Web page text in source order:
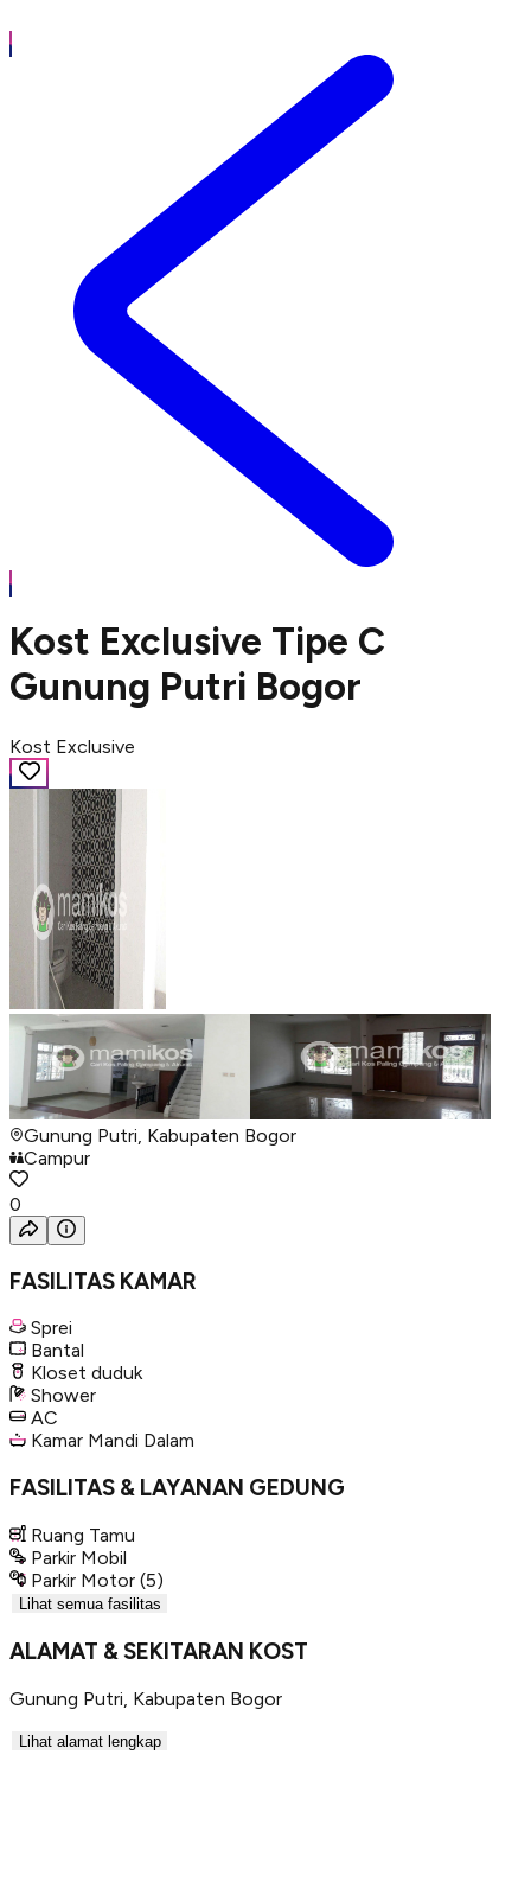
Kost Exclusive Tipe C
Gunung Putri Bogor
Kost Exclusive
Gunung Putri, Kabupaten Bogor
Campur
0
FASILITAS KAMAR
Sprei
Bantal
Kloset duduk
Shower
AC
Kamar Mandi Dalam
FASILITAS & LAYANAN GEDUNG
Ruang Tamu
Parkir Mobil
Parkir Motor (5)
Lihat semua fasilitas
ALAMAT & SEKITARAN KOST
Gunung Putri Kabupaten Bogor
Lihat alamat lengkap